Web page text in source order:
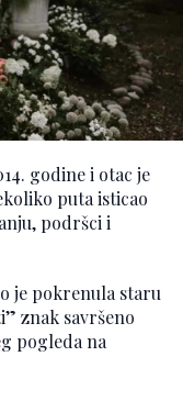
godine i otac je
puta isticao
podršci i
je pokrenula staru
znak savršeno
pogleda na